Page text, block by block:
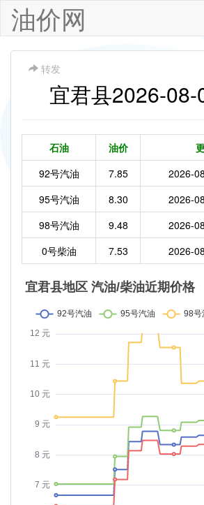
油价网
转发
宜君县2026-08-
石油 油价
92号汽油
7.85
2026-
95号汽油
8.30
2026-
98号汽油
9.48
2026-
0号柴油
7.53 2026-